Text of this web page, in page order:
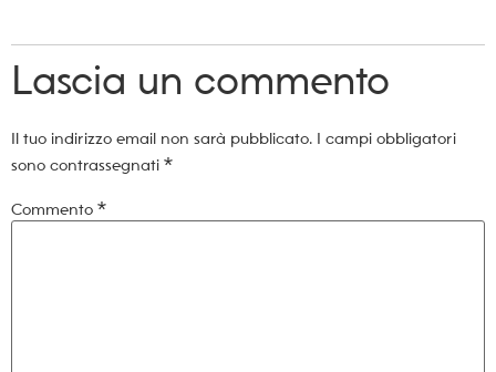
Lascia un commento
Il tuo indirizzo email non sarà pubblicato. I campi obbligatori
sono contrassegnati *
Commento *